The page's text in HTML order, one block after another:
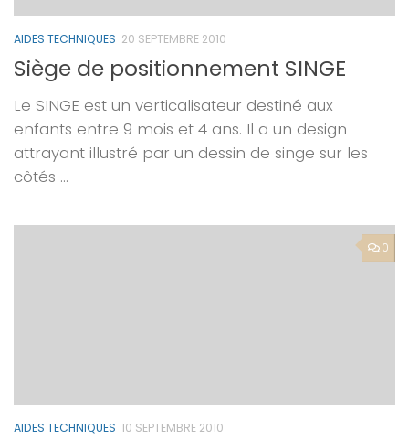
AIDES TECHNIQUES 20 SEPTEMBRE 2010
Siège de positionnement SINGE
Le SINGE est un verticalisateur destiné aux
enfants entre 9 mois et 4 ans. Il a un design
attrayant illustré par un dessin de singe sur les
côtés …
0
AIDES TECHNIQUES 10 SEPTEMBRE 2010